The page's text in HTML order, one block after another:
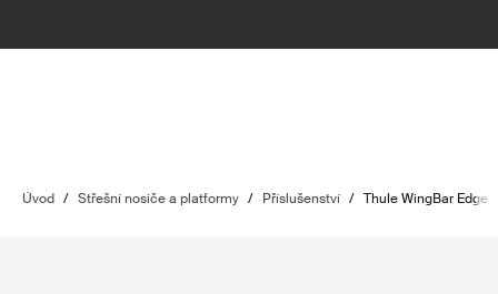
Úvod / Střešní nosiče a platformy / Příslušenství / Thule WingBar Edge